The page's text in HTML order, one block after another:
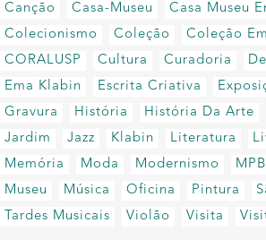
Canção
Casa-Museu
Casa Museu
Colecionismo
Coleção Coleção
CORALUSP
Cultura Curadoria
Ema Klabin
Escrita Criativa
Gravura
História História Da Arte
Jardim
Jazz Klabin Literatura
Memória
Moda Modernismo MPB
Museu
Música Oficina Pintura
Tardes Musicais
Violão Visita